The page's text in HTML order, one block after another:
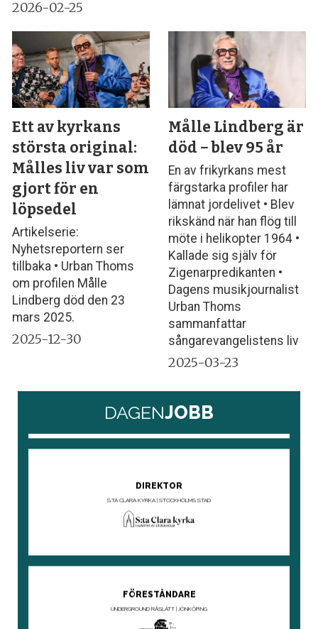
2026-02-25
Ett av kyrkans
största original:
Målles liv var som
gjort för en
löpsedel
Artikelserie:
Nyhetsreportern ser
tillbaka • Urban Thoms
om profilen Målle
Lindberg död den 23
mars 2025.
2025-12-30
Målle Lindberg är
död − blev 95 år
En av frikyrkans mest
färgstarka profiler har
lämnat jordelivet • Blev
rikskänd när han flög till
möte i helikopter 1964 •
Kallade sig själv för
Zigenarpredikanten •
Dagens musikjournalist
Urban Thoms
sammanfattar
sångarevangelistens liv
2025-03-23